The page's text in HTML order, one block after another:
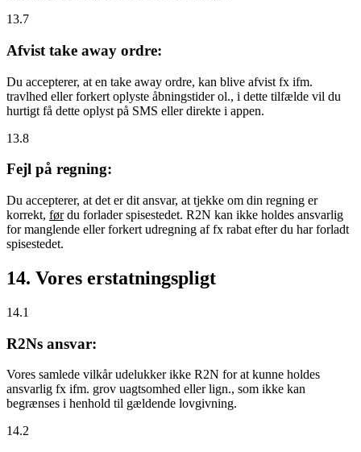
13.7
Afvist take away ordre:
Du accepterer, at en take away ordre, kan blive afvist fx ifm.
travlhed eller forkert oplyste åbningstider ol., i dette tilfælde vil du
hurtigt få dette oplyst på SMS eller direkte i appen.
13.8
Fejl på regning:
Du accepterer, at det er dit ansvar, at tjekke om din regning er
korrekt, førdu forlader spisestedet. R2N kan ikke holdes ansvarlig
for manglende eller forkert udregning af fx rabat efter du har forladt
spisestedet.
14. Vores erstatningspligt
14.1
R2Ns ansvar:
Vores samlede vilkår udelukker ikke R2N for at kunne holdes
ansvarlig fx ifm. grov uagtsomhed eller lign., som ikke kan
begrænses i henhold til gældende lovgivning.
14.2